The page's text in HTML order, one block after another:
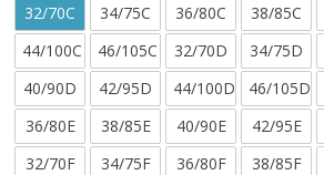
32/70C 34/75C 36/80C 38/85C
44/100C
46/105C 32/70D 34/75D
40/90D
42/95D 44/100D 46/105D
36/80E
38/85E 40/90E 42/95E
32/70F
34/75F 36/80F 38/85F